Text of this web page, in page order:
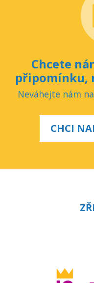
Chcete
připomínku,
Neváhejte nám
CHCI